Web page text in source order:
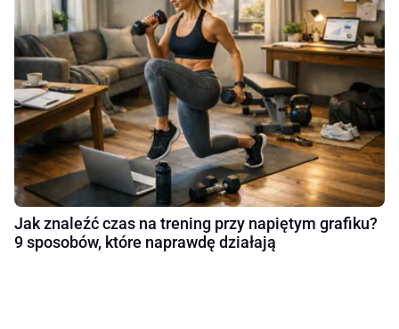
Jak znaleźć czas na trening przy napiętym grafiku?
9 sposobów, które naprawdę działają